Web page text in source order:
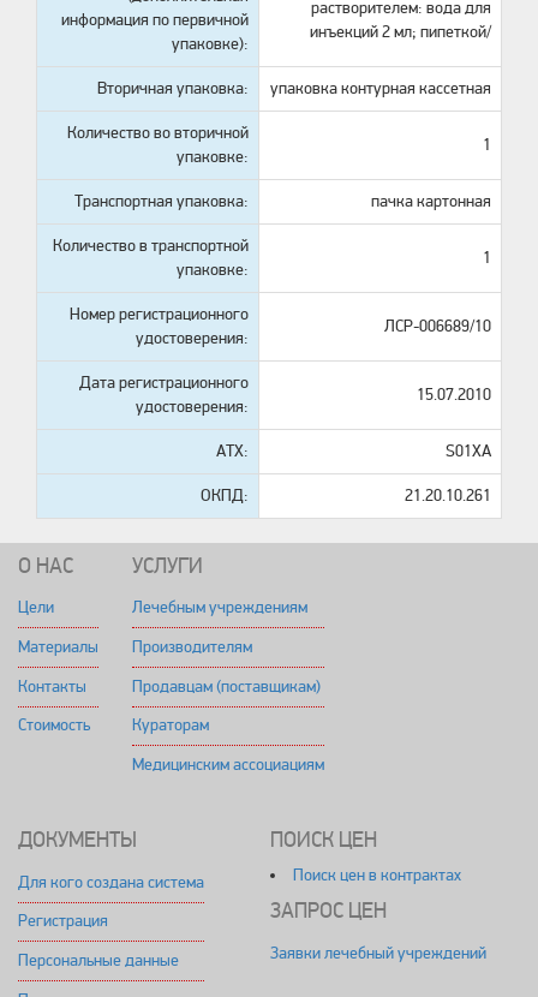
информация по первичной
упаковке):
растворителем: вода для
инъекций 2 мл; пипеткой/
Вторичная упаковка: упаковка контурная кассетная
Количество во вторичной
упаковке:
1
Транспортная упаковка: пачка картонная
Количество в транспортной
упаковке:
1
Номер регистрационного
удостоверения:
ЛСР-006689/10
Дата регистрационного
удостоверения:
15.07.2010
АТХ: S01XA
ОКПД: 21.20.10.261
О НАС
Цели
Материалы
Контакты
Стоимость
УСЛУГИ
Лечебным учреждениям
Производителям
Продавцам (поставщикам)
Кураторам
Медицинским ассоциациям
ДОКУМЕНТЫ
Для кого создана система
Регистрация
Персональные данные
ПОИСК ЦЕН
Поиск цен в контрактах
ЗАПРОС ЦЕН
Заявки лечебный учреждений